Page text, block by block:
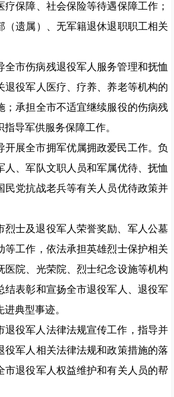
保障、社会保险等待遇保障工作；
（遗属）、无军籍退休退职职工相关
全市伤病残退役军人服务管理和抚恤
退役军人医疗、疗养、养老等机构的
；承担全市不适宜继续服役的伤病残
导军供服务保障工作。
开展全市拥军优属拥政爱民工作。负
人、军队文职人员和军属优待、抚恤
民党抗战老兵等有关人员优待政策并
烈士及退役军人荣誉奖励、军人公墓
等工作，依法承担英雄烈士保护相关
医院、光荣院、烈士纪念设施等机构
结表彰和宣扬全市退役军人、退役军
典型事迹。
退役军人法律法规宣传工作，指导并
役军人相关法律法规和政策措施的落
市退役军人权益维护和有关人员的帮